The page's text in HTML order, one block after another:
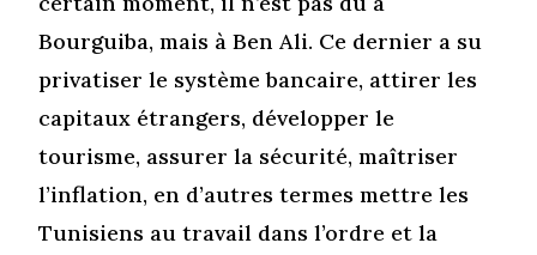
Bourguiba, mais à Ben Ali. Ce dernier a su
privatiser le système bancaire, attirer les
capitaux étrangers, développer le
tourisme, assurer la sécurité, maîtriser
l’inflation, en d’autres termes mettre les
Tunisiens au travail dans l’ordre et la